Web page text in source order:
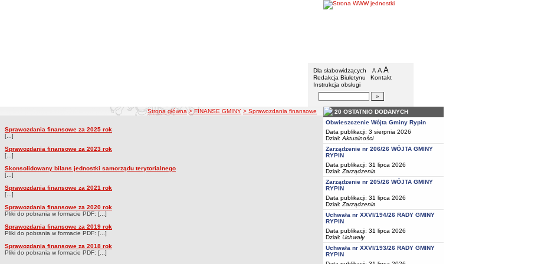
Gmina Rypin
Menu dodatkowe
Dla słabowidzących A pomniejsz czcionkę
A standardowy rozmiar czcionki
A
Redakcja Biuletynu
Kontakt
Instrukcja obsługi
Wyszukiwarka artykułów
ścieżka nawigacji
Strona główna > FINANSE GMINY > Sprawozdania finansowe
Sprawozdania finansowe
Sprawozdania finansowe
Sprawozdania finansowe za 2025 rok
[...]
Sprawozdania finansowe za 2023 rok
[...]
Skonsolidowany bilans jednostki samorządu terytorialnego
[...]
Sprawozdania finansowe za 2021 rok
[...]
Sprawozdania finansowe za 2020 rok
Pliki do pobrania w formacie PDF: [...]
Sprawozdania finansowe za 2019 rok
Pliki do pobrania w formacie PDF: [...]
Sprawozdania finansowe za 2018 rok
Pliki do pobrania w formacie PDF: [...]
20 OSTATNIO DODANYCH
Obwieszczenie Wójta Gminy Rypin
Data publikacji: 3 sierpnia 2026
Dział: Aktualności
Zarządzenie nr 206/26 WÓJTA GMINY
RYPIN
Data publikacji: 31 lipca 2026
Dział: Zarządzenia
Zarządzenie nr 205/26 WÓJTA GMINY
RYPIN
Data publikacji: 31 lipca 2026
Dział: Zarządzenia
Uchwała nr XXVI/194/26 RADY GMINY
RYPIN
Data publikacji: 31 lipca 2026
Dział: Uchwały
Uchwała nr XXVI/193/26 RADY GMINY
RYPIN